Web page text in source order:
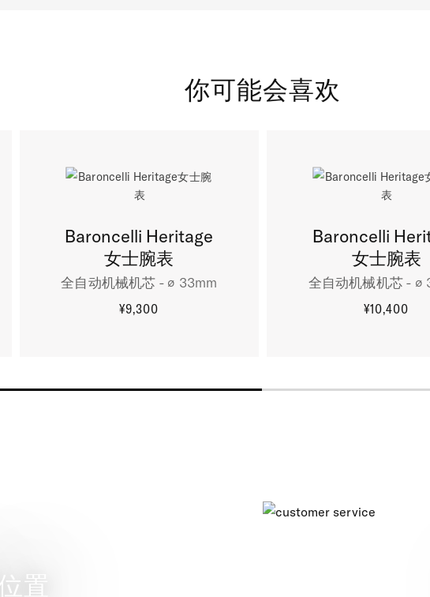
你可能会喜欢
Baroncelli Heritage
女士腕表
全自动机械机芯 - ∅ 33mm
¥9,300
Baroncelli
女士腕表
全自动机械机芯 - ∅
¥10,400
置